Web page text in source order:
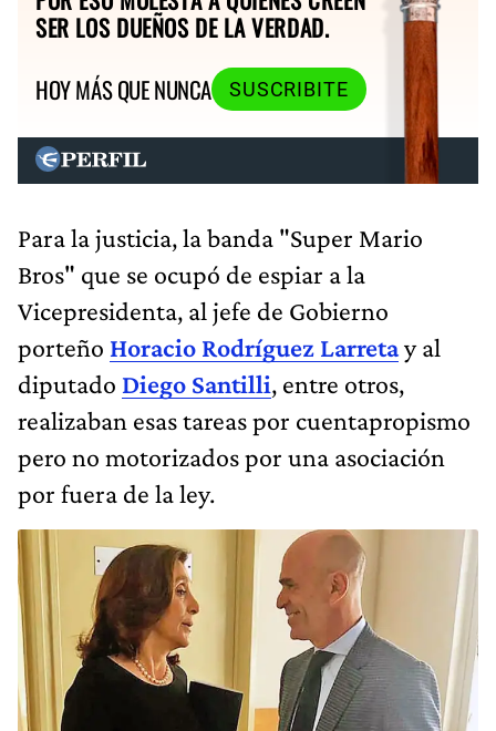
SER LOS DUEÑOS DE LA VERDAD.
HOY MÁS QUE NUNCA
SUSCRIBITE
Para la justicia, la banda "Super Mario
Bros" que se ocupó de espiar a la
Vicepresidenta, al jefe de Gobierno
porteño Horacio Rodríguez Larretay al
diputado Diego Santilli, entre otros,
realizaban esas tareas por cuentapropismo
pero no motorizados por una asociación
por fuera de la ley.